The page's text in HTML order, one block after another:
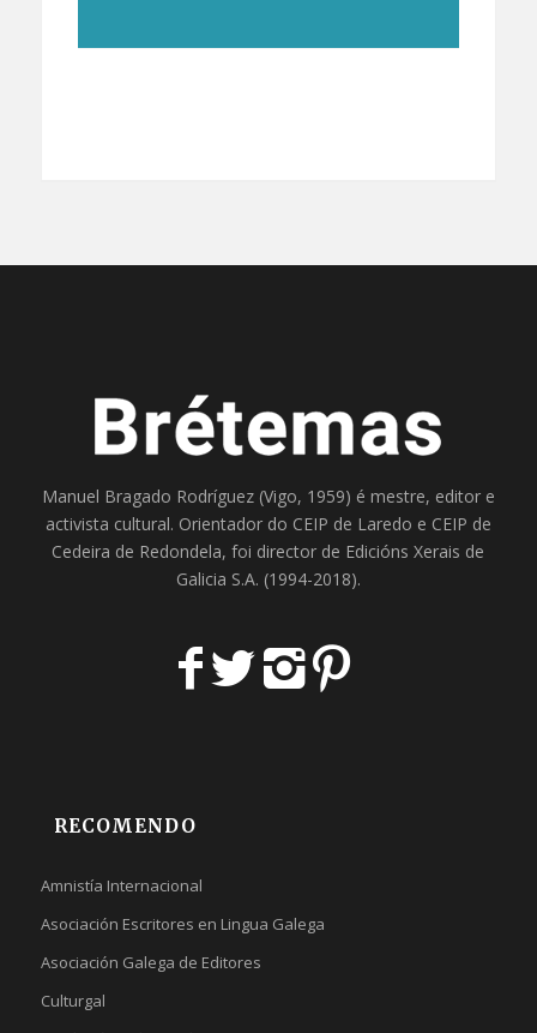
Manuel Bragado Rodríguez (Vigo, 1959) é mestre, editor e
activista cultural. Orientador do CEIP de Laredo e CEIP de
Cedeira de Redondela, foi director de Edicións Xerais de
Galicia S.A. (1994-2018).
RECOMENDO
Amnistía Internacional
Asociación Escritores en Lingua Galega
Asociación Galega de Editores
Culturgal